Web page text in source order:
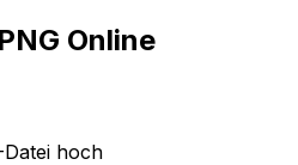
Online
hoch